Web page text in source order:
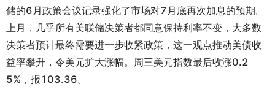
日本語
Tiếng việt
ไทย
储的6月政策会议记录强化了市场对7月底再次加息的预期。
上月，几乎所有美联储决策者都同意保持利率不变，大多数
决策者预计最终需要进一步收紧政策，这一观点推动美债收
益率攀升，令美元扩大涨幅。周三美元指数最后收涨0.2
5%，报103.36。